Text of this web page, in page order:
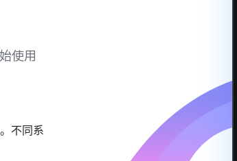
使用
不同系